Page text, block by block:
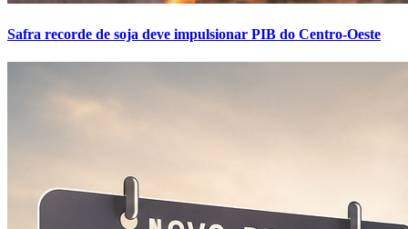
Safra recorde de soja deve impulsionar PIB do Centro-Oeste